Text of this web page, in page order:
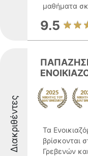
μαθήματα
9.5
Διακριθέντες
Τα
βρίσκονται
Γρεβενών